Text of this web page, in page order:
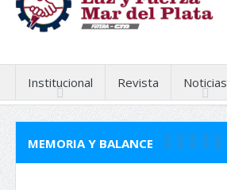
Institucional Revista Noticias
MEMORIA Y BALANCE